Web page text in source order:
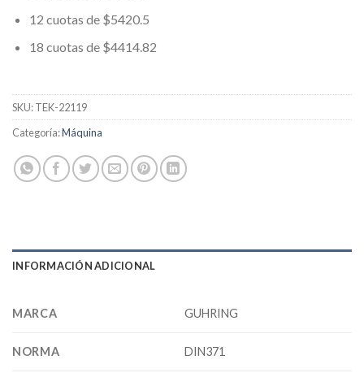
12 cuotas de $5420.5
18 cuotas de $4414.82
SKU:TEK-22119
Categoría:Máquina
INFORMACIÓN ADICIONAL
MARCA GUHRING
NORMA DIN371